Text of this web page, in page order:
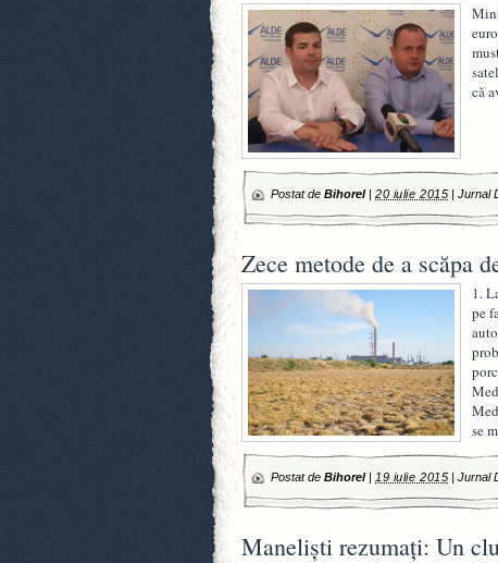
că
Postat de Bihorel| 20 iulie 2015 |Jurnal
Zece metode de a scăpa
1.
pe
se
Postat de Bihorel| 19 iulie 2015 |Jurnal
Manelişti rezumaţi: Un